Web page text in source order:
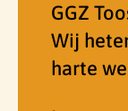
GGZ
Wij
harte